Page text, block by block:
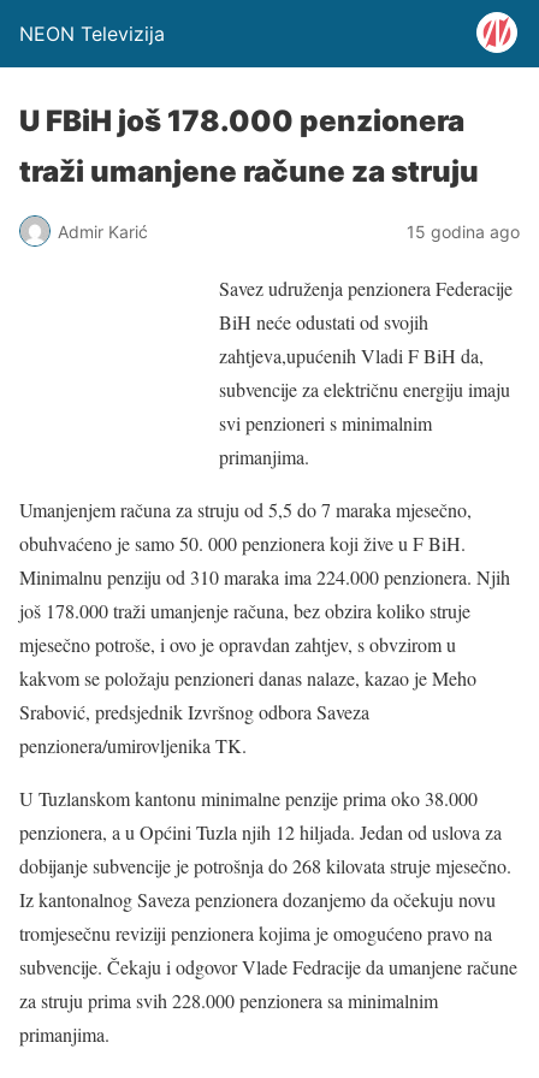
NEON Televizija
U FBiH još 178.000 penzionera
traži umanjene račune za struju
Admir Karić 15 godina ago
Savez udruženja penzionera Federacije
BiH neće odustati od svojih
zahtjeva,upućenih Vladi F BiH da,
subvencije za električnu energiju imaju
svi penzioneri s minimalnim
primanjima.
Umanjenjem računa za struju od 5,5 do 7 maraka mjesečno,
obuhvaćeno je samo 50. 000 penzionera koji žive u F BiH.
Minimalnu penziju od 310 maraka ima 224.000 penzionera. Njih
još 178.000 traži umanjenje računa, bez obzira koliko struje
mjesečno potroše, i ovo je opravdan zahtjev, s obvzirom u
kakvom se položaju penzioneri danas nalaze, kazao je Meho
Srabović, predsjednik Izvršnog odbora Saveza
penzionera/umirovljenika TK.
U Tuzlanskom kantonu minimalne penzije prima oko 38.000
penzionera, a u Općini Tuzla njih 12 hiljada. Jedan od uslova za
dobijanje subvencije je potrošnja do 268 kilovata struje mjesečno.
Iz kantonalnog Saveza penzionera dozanjemo da očekuju novu
tromjesečnu reviziji penzionera kojima je omogućeno pravo na
subvencije. Čekaju i odgovor Vlade Fedracije da umanjene račune
za struju prima svih 228.000 penzionera sa minimalnim
primanjima.